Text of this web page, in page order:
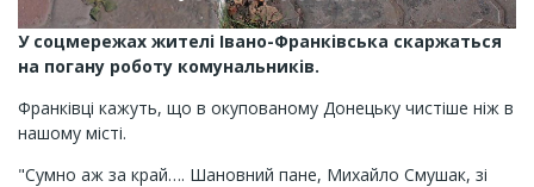
У соцмережах жителі Івано-Франківська скаржаться
на погану роботу комунальників.
Франківці кажуть, що в окупованому Донецьку чистіше ніж в
нашому місті.
"Сумно аж за край…. Шановний пане, Михайло Смушак, зі